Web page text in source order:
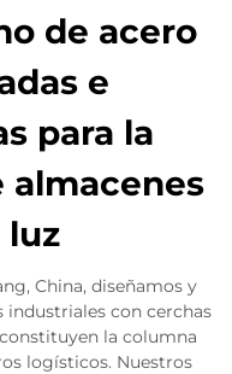
de acero
e
para la
luz
China, diseñamos y
industriales con cerchas
la columna
logísticos. Nuestros